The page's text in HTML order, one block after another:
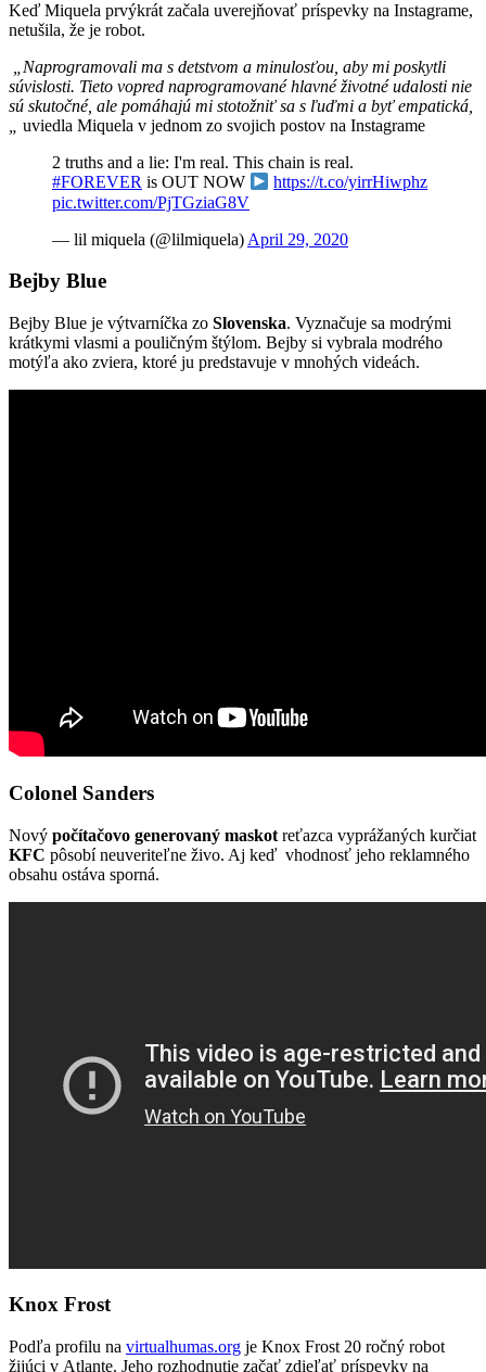
Keď Miquela prvýkrát začala uverejňovať príspevky na Instagrame,
netušila, že je robot.
„Naprogramovali ma s detstvom a minulosťou, aby mi poskytli
súvislosti. Tieto vopred naprogramované hlavné životné udalosti nie
sú skutočné, ale pomáhajú mi stotožniť sa s ľuďmi a byť empatická,
uviedla Miquela v jednom zo svojich postov na Instagrame
2 truths and a lie: I'm real. This chain is real.
#FOREVER is OUT NOW
https://t.co/yirrHiwphz
pic.twitter.com/PjTGziaG8V
— lil miquela (@lilmiquela) April 29, 2020
Bejby Blue
Bejby Blue je výtvarníčka zo Slovenska. Vyznačuje sa modrými
krátkymi vlasmi a pouličným štýlom. Bejby si vybrala modrého
motýľa ako zviera, ktoré ju predstavuje v mnohých videách.
Colonel Sanders
Nový počítačovo generovaný maskot reťazca vyprážaných kurčiat
KFC pôsobí neuveriteľne živo. Aj keď vhodnosť jeho reklamného
obsahu ostáva sporná.
Knox Frost
Podľa profilu na virtualhumas.org je Knox Frost 20 ročný robot
žijúci v Atlante. Jeho rozhodnutie začať zdieľať príspevky na